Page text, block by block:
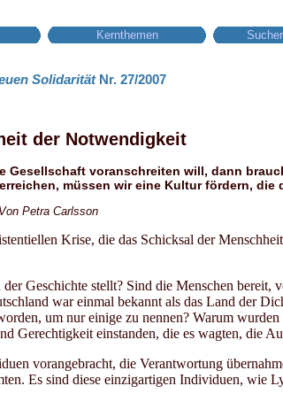
Kernthemen
SolidaritätNr. 27/2007
der Notwendigkeit
voranschreiten will, dann
müssen wir eine Kultur fördern,
Von Petra Carlsson
Krise, die das Schicksal der
Geschichte stellt? Sind die Menschen
war einmal bekannt als das Land der
um nur einige zu nennen? Warum
Gerechtigkeit einstanden, die es wagten, die
vorangebracht, die Verantwortung
Es sind diese einzigartigen Individuen, wie